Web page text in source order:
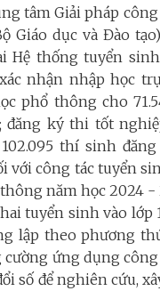
tâm Giải pháp
Giáo dục và Đào
Hệ thống tuyển sinh
nhận nhập học
phổ thông cho
đăng ký thi tốt
thí sinh
với công tác tuyển
năm học 2024 -
tuyển sinh vào lớp
lập theo phương
cường ứng dụng
số để nghiên cứu,